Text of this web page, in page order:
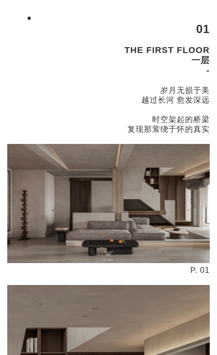
•
01
THE FIRST FLOOR
一层
-
岁月无损于美
越过长河 愈发深远
时空架起的桥梁
复现那萦绕于怀的真实
P. 01